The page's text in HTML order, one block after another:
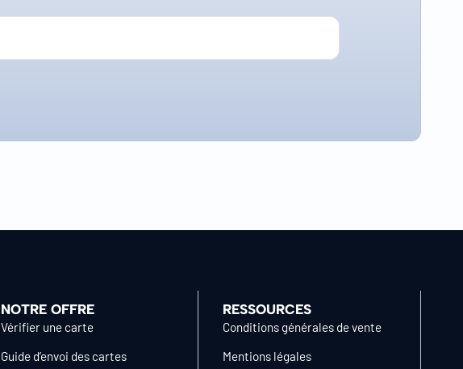
NOTRE OFFRE
Vérifier une carte
Guide d’envoi des cartes
RESSOURCES
Conditions générales de vente
Mentions légales